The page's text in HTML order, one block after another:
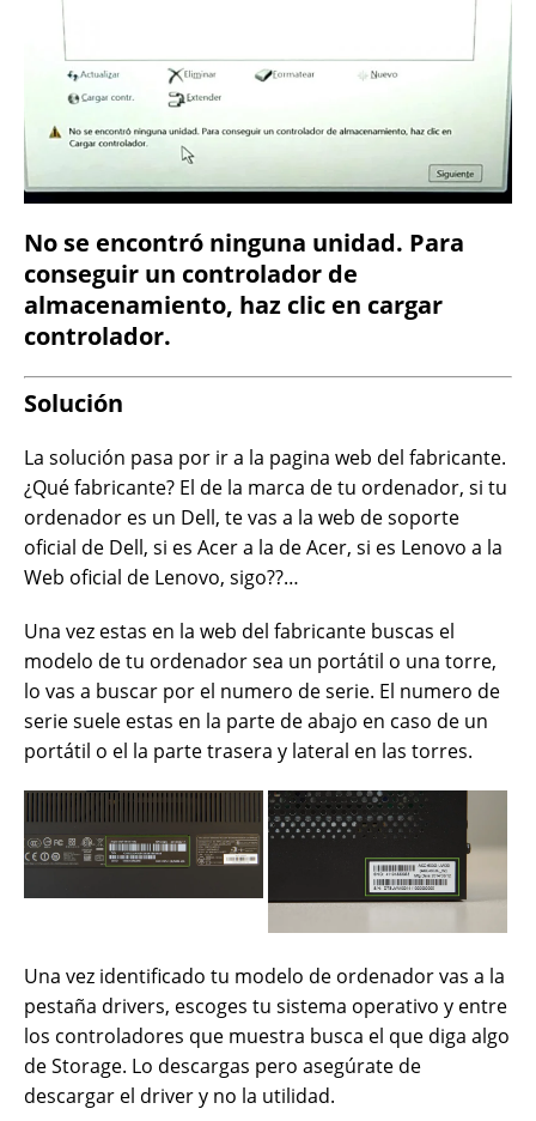
No se encontró ninguna unidad. Para
conseguir un controlador de
almacenamiento, haz clic en cargar
controlador.
Solución
La solución pasa por ir a la pagina web del fabricante.
¿Qué fabricante? El de la marca de tu ordenador, si tu
ordenador es un Dell, te vas a la web de soporte
oficial de Dell, si es Acer a la de Acer, si es Lenovo a la
Web oficial de Lenovo, sigo??…
Una vez estas en la web del fabricante buscas el
modelo de tu ordenador sea un portátil o una torre,
lo vas a buscar por el numero de serie. El numero de
serie suele estas en la parte de abajo en caso de un
portátil o el la parte trasera y lateral en las torres.
Una vez identificado tu modelo de ordenador vas a la
pestaña drivers, escoges tu sistema operativo y entre
los controladores que muestra busca el que diga algo
de Storage. Lo descargas pero asegúrate de
descargar el driver y no la utilidad.